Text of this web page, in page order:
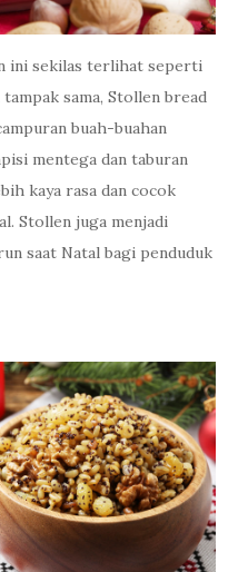
ini sekilas terlihat seperti
sama, Stollen bread
buah-buahan
mentega dan taburan
kaya rasa dan cocok
Stollen juga menjadi
saat Natal bagi penduduk